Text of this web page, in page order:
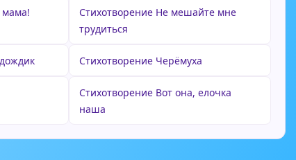
мама!
Стихотворение Не мешайте мне
трудиться
Стихотворение Черёмуха
Стихотворение Вот она, елочка
наша